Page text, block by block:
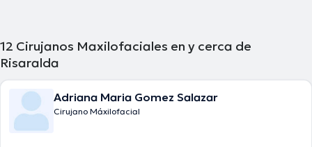
12 Cirujanos Maxilofaciales en y cerca de
Risaralda
Adriana Maria Gomez Salazar
Cirujano Máxilofacial